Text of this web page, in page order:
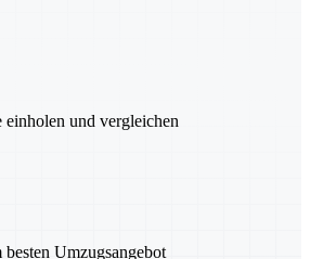
und vergleichen
Umzugsangebot